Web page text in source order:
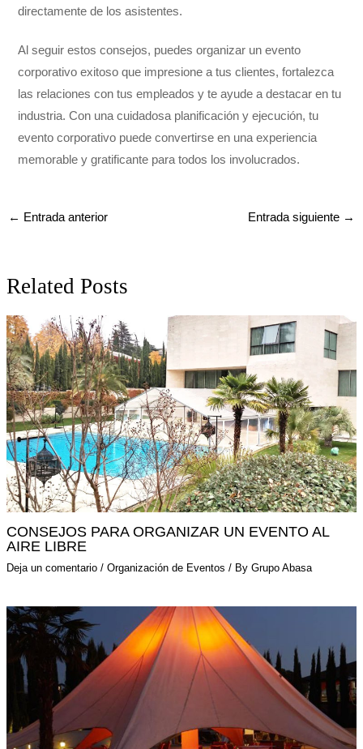
directamente de los asistentes.
Al seguir estos consejos, puedes organizar un evento
corporativo exitoso que impresione a tus clientes, fortalezca
las relaciones con tus empleados y te ayude a destacar en tu
industria. Con una cuidadosa planificación y ejecución, tu
evento corporativo puede convertirse en una experiencia
memorable y gratificante para todos los involucrados.
← Entrada anterior Entrada siguiente →
Related Posts
CONSEJOS PARA ORGANIZAR UN EVENTO AL
AIRE LIBRE
Deja un comentario / Organización de Eventos / By Grupo Abasa